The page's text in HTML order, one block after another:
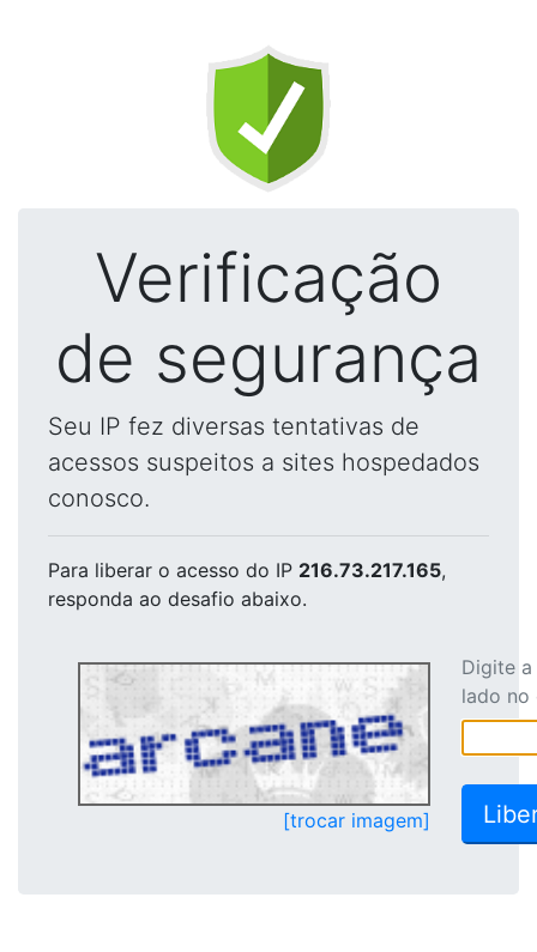
Verificação
de segurança
Seu IP fez diversas tentativas de
acessos suspeitos a sites hospedados
conosco.
Para liberar o acesso do IP 216.73.217.165,
responda ao desafio abaixo.
[trocar imagem]
Digite
lado no